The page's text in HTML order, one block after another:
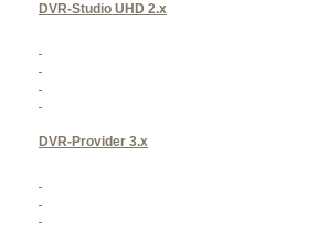
DVR-Studio UHD 2.x
DVR-Provider 3.x